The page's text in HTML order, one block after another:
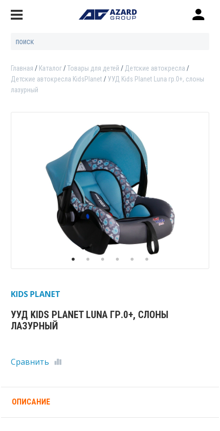
Главная Каталог Товары для детей
Детские автокресла
Детские автокресла KidsPlanet
УУД Kids Planet Luna гр.0+, слоны
лазурный
УУД KIDS PLANET LUNA ГР.0+, СЛОНЫ
ЛАЗУРНЫЙ
KIDS PLANET
Сравнить
ОПИСАНИЕ